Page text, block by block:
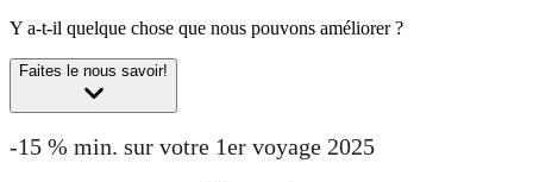
Y a-t-il quelque chose que nous pouvons améliorer ?
Faites le nous savoir!
-15 % min. sur votre 1er voyage 2025